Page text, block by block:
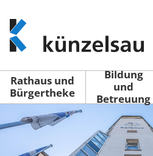
www.kuenzelsau.de
(zur
Startseite)
Rathaus und
Bürgertheke
Bildung
und
Betreuung